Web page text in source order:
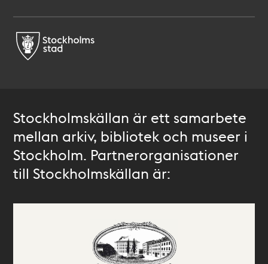
Stockholmskällan är ett samarbete
mellan arkiv, bibliotek och museer i
Stockholm. Partnerorganisationer
till Stockholmskällan är: